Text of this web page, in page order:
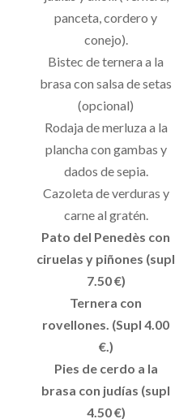
panceta, cordero y
conejo).
Bistec de ternera a la
brasa con salsa de setas
(opcional)
Rodaja de merluza a la
plancha con gambas y
dados de sepia.
Cazoleta de verduras y
carne al gratén.
Pato del Penedès con
ciruelas y piñones (supl
7.50 €)
Ternera con
rovellones. (Supl 4.00
€.)
Pies de cerdo a la
brasa con judías (supl
4.50 €)